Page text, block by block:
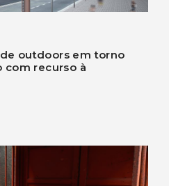
outdoors em torno
com recurso à